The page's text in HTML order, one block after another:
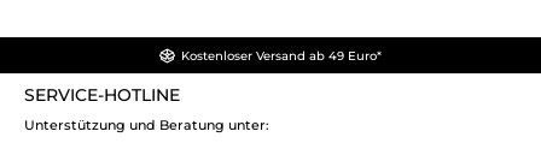
Kostenloser Versand ab 49 Euro*
SERVICE-HOTLINE
Unterstützung und Beratung unter: